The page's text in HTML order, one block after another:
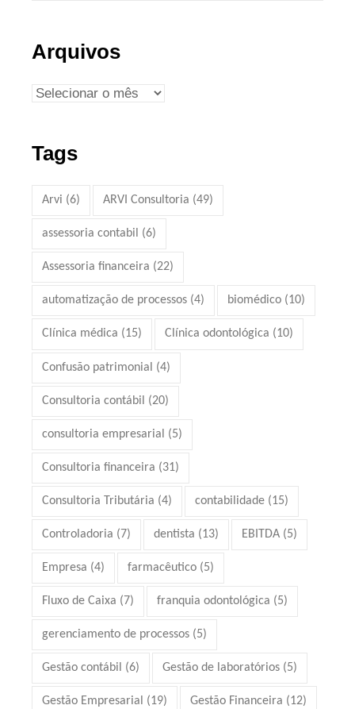
Arquivos
Tags
Arvi (6) ARVI Consultoria (49)
assessoria contabil (6)
Assessoria financeira (22)
automatização de processos (4) biomédico (10)
Clínica médica (15) Clínica odontológica (10)
Confusão patrimonial (4)
Consultoria contábil (20)
consultoria empresarial (5)
Consultoria financeira (31)
Consultoria Tributária (4) contabilidade (15)
Controladoria (7) dentista (13) EBITDA (5)
Empresa (4) farmacêutico (5)
Fluxo de Caixa (7) franquia odontológica (5)
gerenciamento de processos (5)
Gestão contábil (6) Gestão de laboratórios (5)
Gestão Empresarial (19) Gestão Financeira (12)